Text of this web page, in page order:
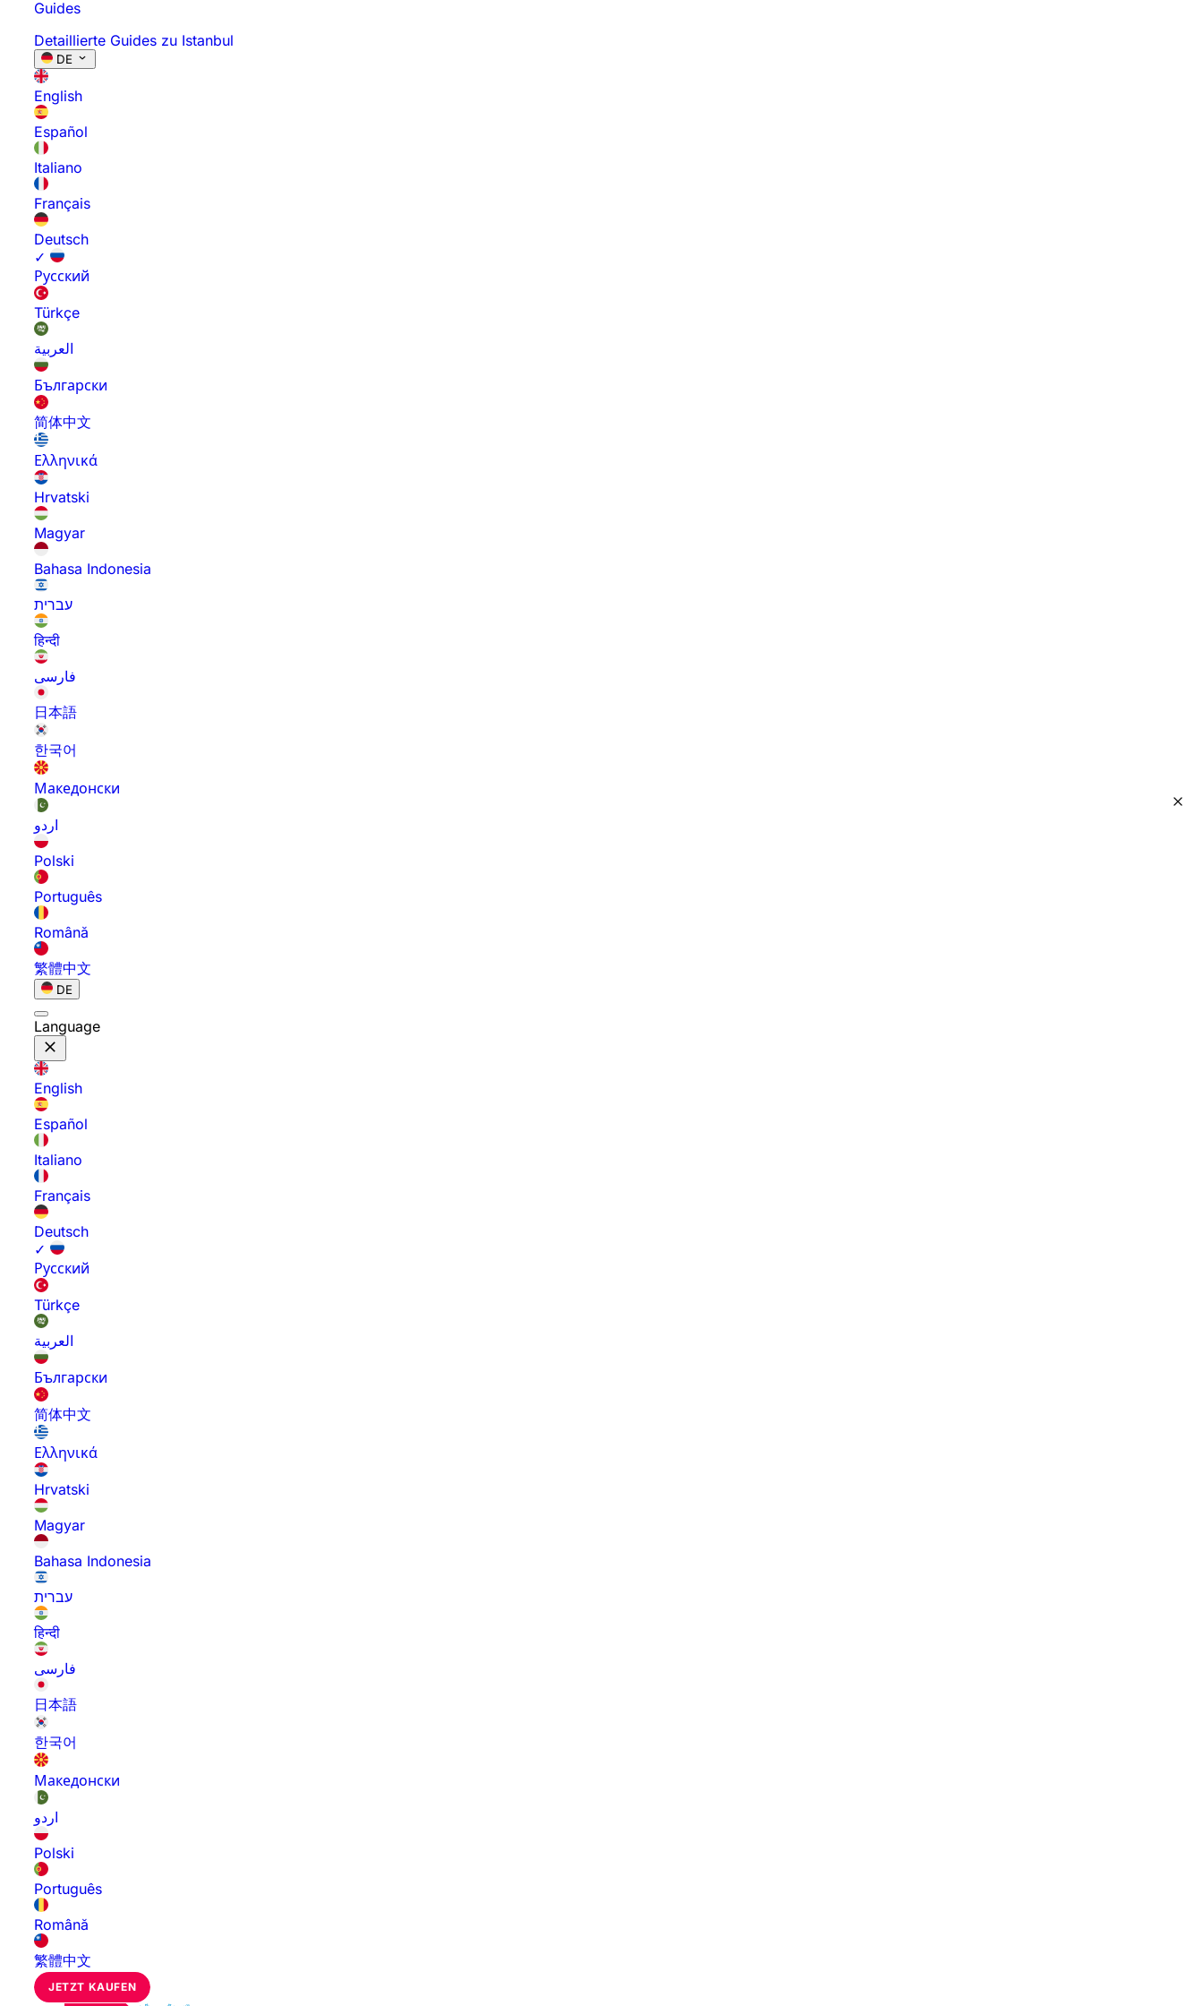
Guides
Detaillierte Guides zu Istanbul
DE
English
Español
Italiano
Français
Deutsch
✓
Русский
Türkçe
العربية
Български
简体中文
Ελληνικά
Hrvatski
Magyar
Bahasa Indonesia
עברית
हिन्दी
فارسی
日本語
한국어
Македонски
اردو
Polski
Português
Română
繁體中文
DE
Language
English
Español
Italiano
Français
Deutsch
✓
Русский
Türkçe
العربية
Български
简体中文
Ελληνικά
Hrvatski
Magyar
Bahasa Indonesia
עברית
हिन्दी
فارسی
日本語
한국어
Македонски
اردو
Polski
Português
Română
繁體中文
JETZT KAUFEN